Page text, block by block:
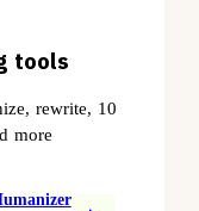
tools
rewrite,
more.